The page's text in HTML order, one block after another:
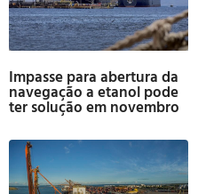
Impasse para abertura da
navegação a etanol pode
ter solução em novembro